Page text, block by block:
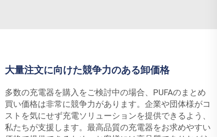
大量注文に向けた競争力のある卸価格
多数の充電器を購入をご検討中の場合、PUFAのまとめ
買い価格は非常に競争力があります。企業や団体様がコ
ストを気にせず充電ソリューションを提供できるよう、
私たちが支援します。最高品質の充電器をお求めやすい